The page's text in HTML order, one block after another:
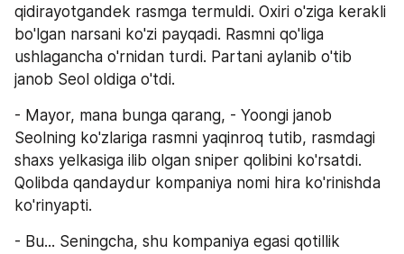
qidirayotgandek rasmga termuldi. Oxiri o'ziga kerakli
bo'lgan narsani ko'zi payqadi. Rasmni qo'liga
ushlagancha o'rnidan turdi. Partani aylanib o'tib
janob Seol oldiga o'tdi.
- Mayor, mana bunga qarang, - Yoongi janob
Seolning ko'zlariga rasmni yaqinroq tutib, rasmdagi
shaxs yelkasiga ilib olgan sniper qolibini ko'rsatdi.
Qolibda qandaydur kompaniya nomi hira ko'rinishda
ko'rinyapti.
- Bu... Seningcha, shu kompaniya egasi qotillik